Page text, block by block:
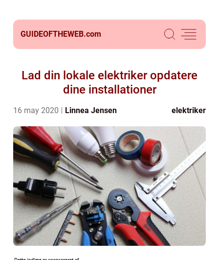
GUIDEOFTHEWEB.com
Lad din lokale elektriker opdatere
dine installationer
16 may 2020 Linnea Jensen elektriker